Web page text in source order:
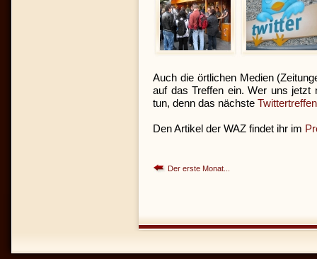
Auch die örtlichen Medien
auf das Treffen ein. Wer uns
tun, denn das nächste
Den Artikel der WAZ findet ihr im
Der erste Monat...